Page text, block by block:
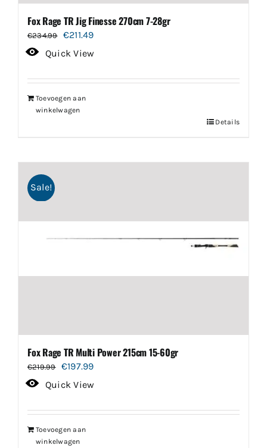
Fox Rage TR Jig Finesse 270cm 7-28gr
€234.99
Oorspronkelijke
prijs
€234.99.
€211.49Huidige
prijs
€211.49.
Quick View
Toevoegen aan
winkelwagen
Details
Sale!
Fox Rage TR Multi Power 215cm 15-60gr
€219.99
Oorspronkelijke
prijs
€219.99.
€197.99Huidige
prijs
€197.99.
Quick View
Toevoegen aan
winkelwagen